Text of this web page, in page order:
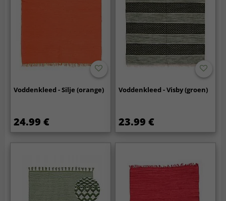
Voddenkleed - Silje (orange)
24.99 €
Voddenkleed - Visby (groen)
23.99 €